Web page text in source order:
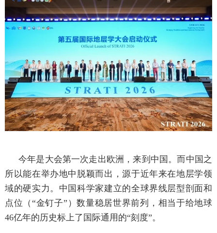
今年是大会第一次走出欧洲，来到中国。而中国之
所以能在举办地中脱颖而出，源于近年来在地层学领
域的硬实力。中国科学家建立的全球界线层型剖面和
点位（“金钉子”）数量稳居世界前列，相当于给地球
46亿年的历史标上了国际通用的“刻度”。